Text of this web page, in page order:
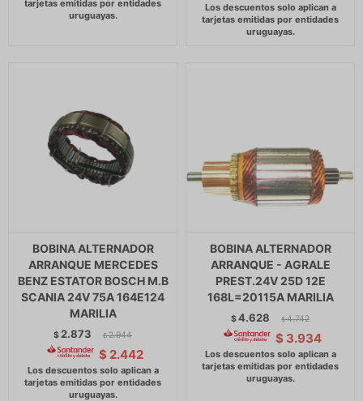
BOBINA ALTERNADOR
ARRANQUE MERCEDES
BENZ ESTATOR BOSCH M.B
SCANIA 24V 75A 164E124
MARILIA
$ 2.873 $ 2.944
$ 2.442
BOBINA ALTERNADOR
ARRANQUE - AGRALE
PREST.24V 25D 12E
168L=20115A MARILIA
$4.628 $ 4.742
$ 3.934